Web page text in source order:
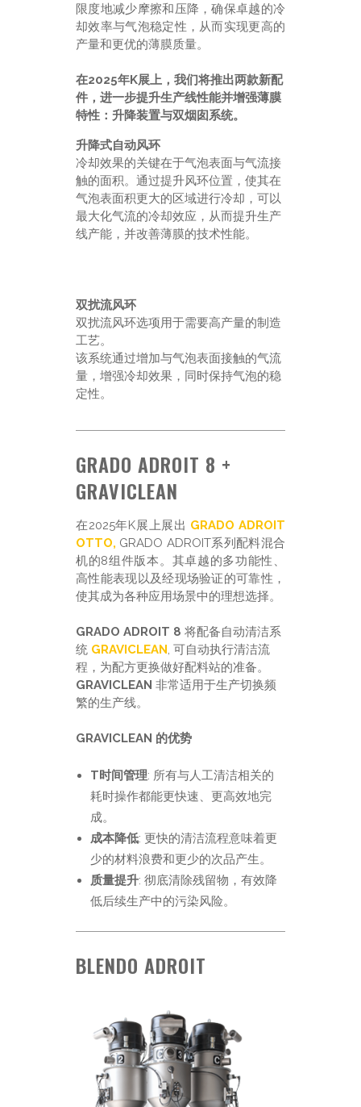
限度地减少摩擦和压降，确保卓越的冷
却效率与气泡稳定性，从而实现更高的
产量和更优的薄膜质量。
在2025年K展上，我们将推出两款新配
件，进一步提升生产线性能并增强薄膜
特性：升降装置与双烟囱系统。
升降式自动风环
冷却效果的关键在于气泡表面与气流接
触的面积。通过提升风环位置，使其在
气泡表面积更大的区域进行冷却，可以
最大化气流的冷却效应，从而提升生产
线产能，并改善薄膜的技术性能。
双扰流风环
双扰流风环选项用于需要高产量的制造
工艺。
该系统通过增加与气泡表面接触的气流
量，增强冷却效果，同时保持气泡的稳
定性。
GRADO ADROIT 8 +
GRAVICLEAN
在2025年K展上展出 GRADO ADROIT
OTTO, GRADO ADROIT系列配料混合
机的8组件版本。其卓越的多功能性、
高性能表现以及经现场验证的可靠性，
使其成为各种应用场景中的理想选择。
GRADO ADROIT 8 将配备自动清洁系
统 GRAVICLEAN, 可自动执行清洁流
程，为配方更换做好配料站的准备。
GRAVICLEAN 非常适用于生产切换频
繁的生产线。
GRAVICLEAN 的优势
T时间管理: 所有与人工清洁相关的
耗时操作都能更快速、更高效地完
成。
成本降低: 更快的清洁流程意味着更
少的材料浪费和更少的次品产生。
质量提升: 彻底清除残留物，有效降
低后续生产中的污染风险。
BLENDO ADROIT